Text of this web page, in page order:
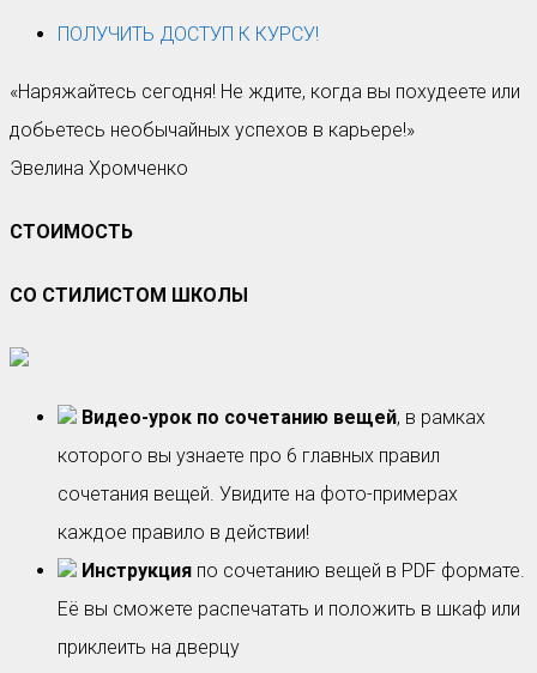
ПОЛУЧИТЬ ДОСТУП К КУРСУ!
«Наряжайтесь сегодня! Не ждите, когда вы похудеете или
добьетесь необычайных успехов в карьере!»
Эвелина Хромченко
СТОИМОСТЬ
СО СТИЛИСТОМ ШКОЛЫ
Видео-урок по сочетанию вещей, в рамках
которого вы узнаете про 6 главных правил
сочетания вещей. Увидите на фото-примерах
каждое правило в действии!
Инструкция по сочетанию вещей в PDF формате.
Её вы сможете распечатать и положить в шкаф или
приклеить на дверцу